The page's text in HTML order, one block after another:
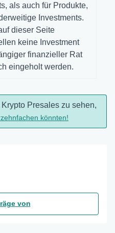
als auch für Produkte,
Investments.
dieser Seite
keine Investment
finanzieller Rat
eingeholt werden.
Presales zu sehen,
könnten!
von